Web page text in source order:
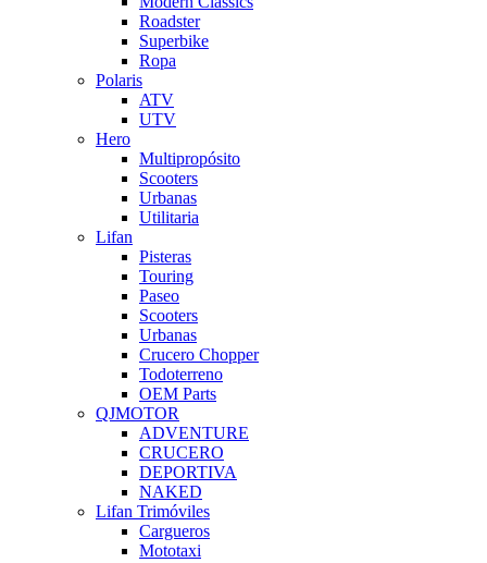
Roadster
Superbike
Ropa
Polaris
ATV
UTV
Hero
Multipropósito
Scooters
Urbanas
Utilitaria
Lifan
Pisteras
Touring
Paseo
Scooters
Urbanas
Crucero Chopper
Todoterreno
OEM Parts
QJMOTOR
ADVENTURE
CRUCERO
DEPORTIVA
NAKED
Lifan Trimóviles
Cargueros
Mototaxi